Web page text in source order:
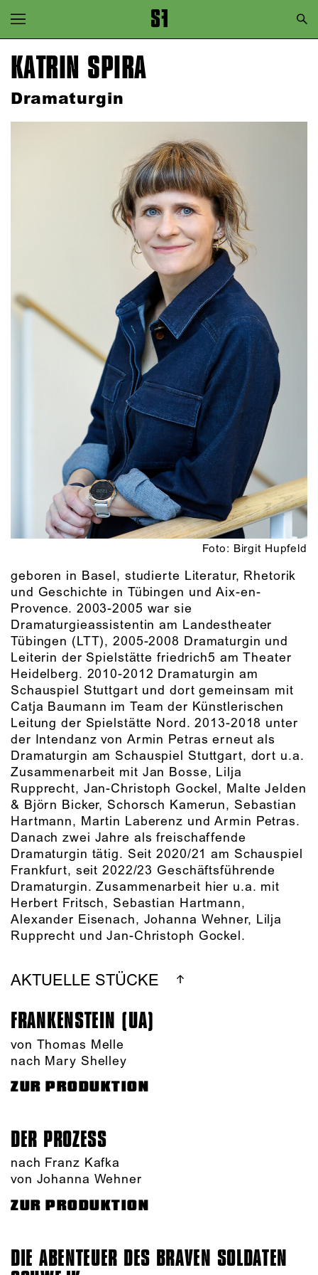
Zur Hauptnavigation springen
Zum Hauptinhalt springen
KATRIN SPIRA
Dramaturgin
Foto: Birgit Hupfeld
geboren in Basel, studierte Literatur, Rhetorik
und Geschichte in Tübingen und Aix-en-
Provence. 2003-2005 war sie
Dramaturgieassistentin am Landestheater
Tübingen (LTT), 2005-2008 Dramaturgin und
Leiterin der Spielstätte friedrich5 am Theater
Heidelberg. 2010-2012 Dramaturgin am
Schauspiel Stuttgart und dort gemeinsam mit
Catja Baumann im Team der Künstlerischen
Leitung der Spielstätte Nord. 2013-2018 unter
der Intendanz von Armin Petras erneut als
Dramaturgin am Schauspiel Stuttgart, dort u.a.
Zusammenarbeit mit Jan Bosse, Lilja
Rupprecht, Jan-Christoph Gockel, Malte Jelden
& Björn Bicker, Schorsch Kamerun, Sebastian
Hartmann, Martin Laberenz und Armin Petras.
Danach zwei Jahre als freischaffende
Dramaturgin tätig. Seit 2020/21 am Schauspiel
Frankfurt, seit 2022/23 Geschäftsführende
Dramaturgin. Zusammenarbeit hier u.a. mit
Herbert Fritsch, Sebastian Hartmann,
Alexander Eisenach, Johanna Wehner, Lilja
Rupprecht und Jan-Christoph Gockel.
AKTUELLE STÜCKE
FRANKENSTEIN (UA)
von Thomas Melle
nach Mary Shelley
ZUR PRODUKTION
DER PROZESS
nach Franz Kafka
von Johanna Wehner
ZUR PRODUKTION
DIE ABENTEUER DES BRAVEN SOLDATEN